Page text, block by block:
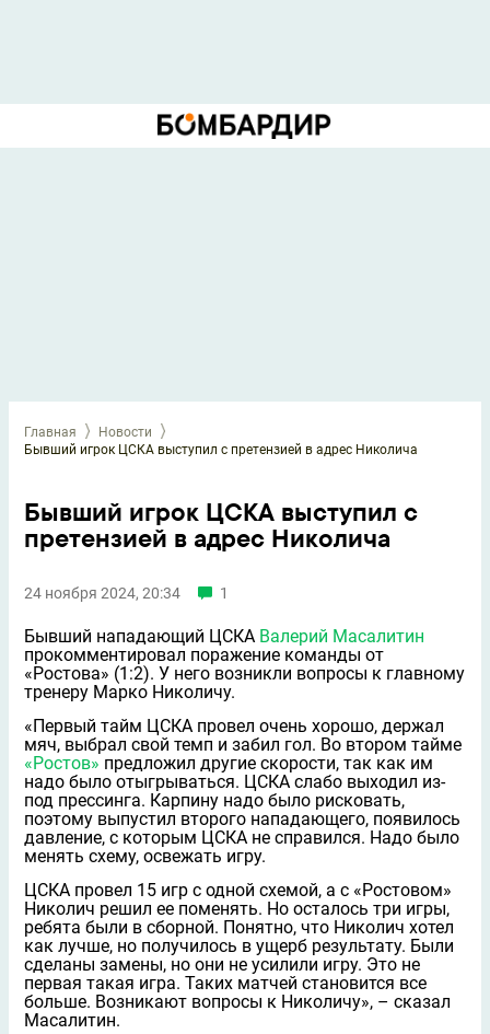
Главная
Новости
Бывший игрок ЦСКА выступил с претензией в адрес Николича
Бывший игрок ЦСКА выступил с
претензией в адрес Николича
24 ноября 2024, 20:34 1
Бывший нападающий ЦСКА Валерий Масалитин
прокомментировал поражение команды от
«Ростова» (1:2). У него возникли вопросы к главному
тренеру Марко Николичу.
«Первый тайм ЦСКА провел очень хорошо, держал
мяч, выбрал свой темп и забил гол. Во втором тайме
«Ростов» предложил другие скорости, так как им
надо было отыгрываться. ЦСКА слабо выходил из-
под прессинга. Карпину надо было рисковать,
поэтому выпустил второго нападающего, появилось
давление, с которым ЦСКА не справился. Надо было
менять схему, освежать игру.
ЦСКА провел 15 игр с одной схемой, а с «Ростовом»
Николич решил ее поменять. Но осталось три игры,
ребята были в сборной. Понятно, что Николич хотел
как лучше, но получилось в ущерб результату. Были
сделаны замены, но они не усилили игру. Это не
первая такая игра. Таких матчей становится все
больше. Возникают вопросы к Николичу», – сказал
Масалитин.